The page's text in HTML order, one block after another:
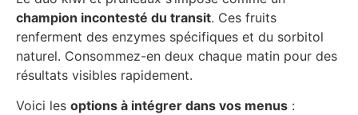
champion incontesté du transit. Ces fruits
renferment des enzymes spécifiques et du sorbitol
naturel. Consommez-en deux chaque matin pour des
résultats visibles rapidement.
Voici les options à intégrer dans vos menus :